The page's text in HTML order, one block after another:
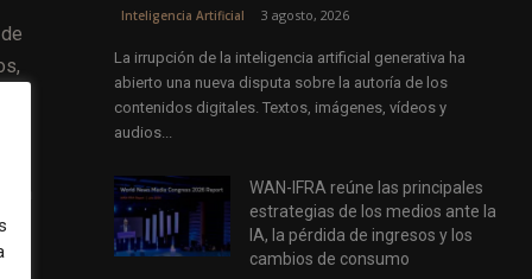
Inteligencia Artificial 3 agosto, 2026
La irrupción de la inteligencia artificial generativa ha
abierto una nueva disputa sobre la autoría de los
contenidos digitales. Textos, imágenes, vídeos y
audios...
WAN-IFRA reúne las principales
estrategias de los medios ante la
IA, la pérdida de ingresos y los
cambios de consumo